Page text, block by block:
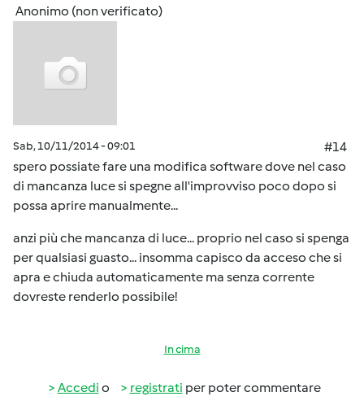
Anonimo (non verificato)
Sab, 10/11/2014 - 09:01
#14
spero possiate fare una modifica software dove nel caso
di mancanza luce si spegne all'improvviso poco dopo si
possa aprire manualmente...
anzi più che mancanza di luce... proprio nel caso si spenga
per qualsiasi guasto... insomma capisco da acceso che si
apra e chiuda automaticamente ma senza corrente
dovreste renderlo possibile!
In cima
Accedi o registrati per poter commentare